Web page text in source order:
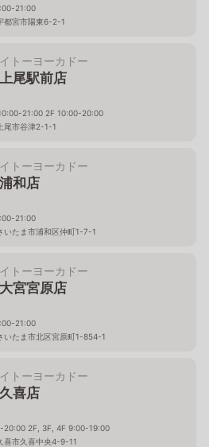
21:00
都宮市陽東6-2-1
イトーヨーカドー
上尾駅前店
21:00 2F 10:00-20:00
尾市谷津2-1-1
イトーヨーカドー
浦和店
21:00
いたま市浦和区仲町1-7-1
イトーヨーカドー
大宮宮原店
21:00
いたま市北区宮原町1-854-1
イトーヨーカドー
久喜店
20:00 2F, 3F, 4F 9:00-19:00
喜市久喜中央4-9-11